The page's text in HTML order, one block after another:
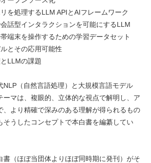
処理するLLM APIとAIフレームワーク
型インタラクションを可能にするLLM
末を操作するための学習データセット
とその応用可能性
LLMの課題
（自然言語処理）と大規模言語モデル
ーマは、複眼的、立体的な視点で解明し、ア
、より精確で深みのある理解が得られるもの
そうしたコンセプトで本白書を編纂してい
書（ほぼ当団体よりほぼ同時期に発刊）がそ